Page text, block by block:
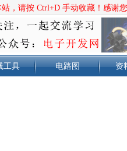
站，请按 Ctrl+D 手动收藏！感谢您
工具 电路图 资